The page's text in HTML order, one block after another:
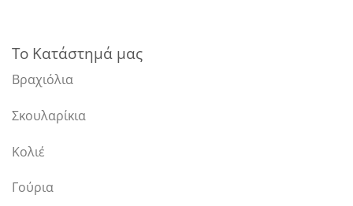
Το Κατάστημά μας
Βραχιόλια
Σκουλαρίκια
Κολιέ
Γούρια